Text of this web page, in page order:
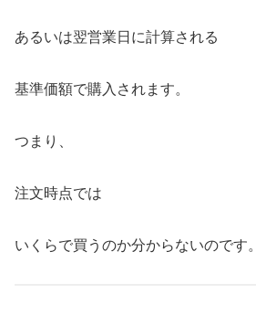
あるいは翌営業日に計算される
基準価額で購入されます。
つまり、
注文時点では
いくらで買うのか分からないのです。